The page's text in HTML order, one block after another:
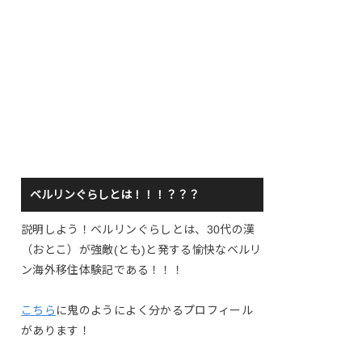
ベルリンぐらしとは！！！？？？
説明しよう！ベルリンぐらしとは、30代の漢
（おとこ）が強敵(とも)と発する愉快なベルリ
ン海外移住体験記である！！！
こちら に鬼のようによく分かるプロフィール
があります！